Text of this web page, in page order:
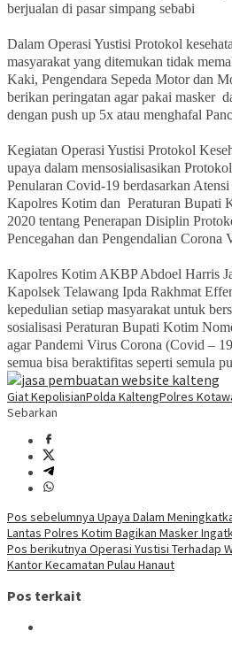
berjualan di pasar simpang sebabi
Dalam Operasi Yustisi Protokol
masyarakat yang ditemukan tidak
Kaki, Pengendara Sepeda Motor dan
berikan peringatan agar pakai masker
dengan push up 5x atau menghafal
Kegiatan Operasi Yustisi Protokol
upaya dalam mensosialisasikan
Penularan Covid-19 berdasarkan
Kapolres Kotim dan Peraturan Bupati
2020 tentang Penerapan Disiplin
Pencegahan dan Pengendalian Corona
Kapolres Kotim AKBP Abdoel Harris
Kapolsek Telawang Ipda Rakhmat
kepedulian setiap masyarakat untuk
sosialisasi Peraturan Bupati Kotim
agar Pandemi Virus Corona (Covid –
semua bisa beraktifitas seperti semula
Giat KepolisianPolda KaltengPolres
Sebarkan
Navigasi
pos
Pos sebelumnya Upaya Dalam
Lantas Polres Kotim Bagikan Masker
Pos berikutnya Operasi Yustisi Terhadap
Kantor Kecamatan Pulau Hanaut
Pos terkait